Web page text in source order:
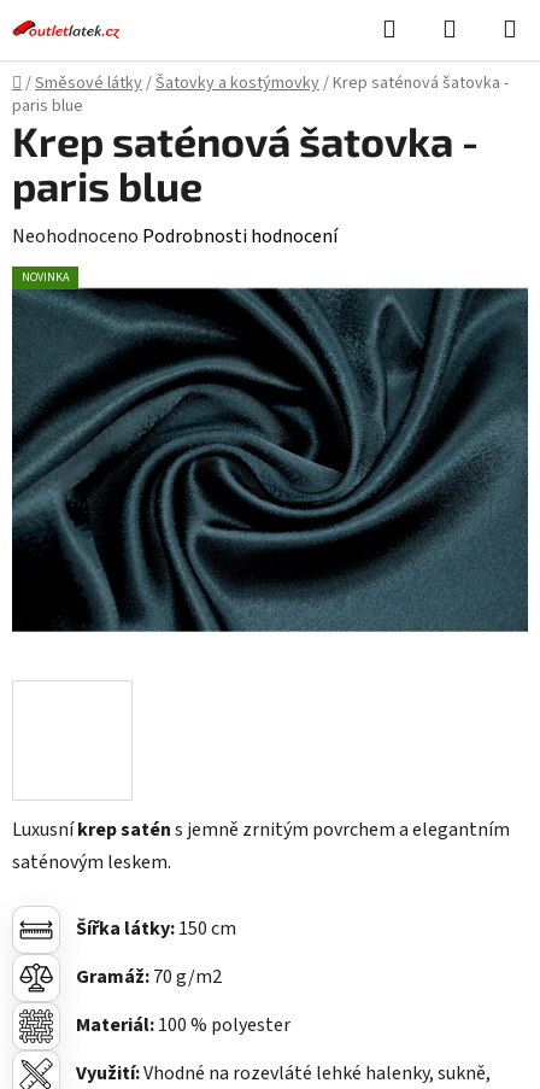
na
obsah
Hledat
KOŠÍK
Domů
/Směsové látky/Šatovky a kostýmovky/Krep saténová šatovka -
paris blue
Luxusníkrep saténs jemně zrnitým povrchem a elegantním
saténovým leskem.
Šířka látky:150 cm
Gramáž:70 g/m2
Materiál:100% polyester
Využití:Vhodné na rozevláté lehké halenky, sukně,
Krep saténová šatovka -
paris blue
Průměrné
hodnocení
produktu
je
0,0
z
5
hvězdiček.
Neohodnoceno Podrobnosti hodnocení
NOVINKA